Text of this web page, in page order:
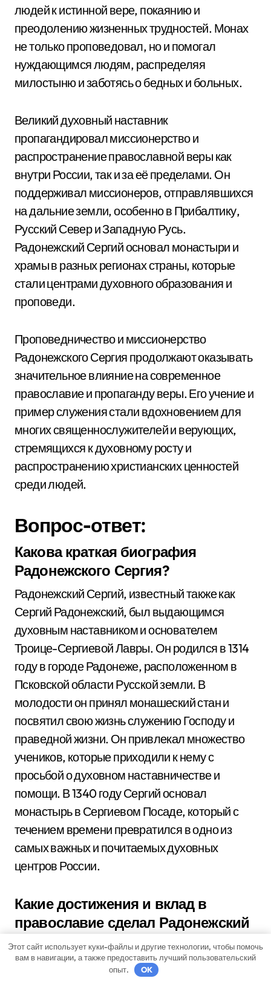
людей к истинной вере, покаянию и
преодолению жизненных трудностей. Монах
не только проповедовал, но и помогал
нуждающимся людям, распределяя
милостыню и заботясь о бедных и больных.
Великий духовный наставник
пропагандировал миссионерство и
распространение православной веры как
внутри России, так и за её пределами. Он
поддерживал миссионеров, отправлявшихся
на дальние земли, особенно в Прибалтику,
Русский Север и Западную Русь.
Радонежский Сергий основал монастыри и
храмы в разных регионах страны, которые
стали центрами духовного образования и
проповеди.
Проповедничество и миссионерство
Радонежского Сергия продолжают оказывать
значительное влияние на современное
православие и пропаганду веры. Его учение и
пример служения стали вдохновением для
многих священнослужителей и верующих,
стремящихся к духовному росту и
распространению христианских ценностей
среди людей.
Вопрос-ответ:
Какова краткая биография
Радонежского Сергия?
Радонежский Сергий, известный также как
Сергий Радонежский, был выдающимся
духовным наставником и основателем
Троице-Сергиевой Лавры. Он родился в 1314
году в городе Радонеже, расположенном в
Псковской области Русской земли. В
молодости он принял монашеский стан и
посвятил свою жизнь служению Господу и
праведной жизни. Он привлекал множество
учеников, которые приходили к нему с
просьбой о духовном наставничестве и
помощи. В 1340 году Сергий основал
монастырь в Сергиевом Посаде, который с
течением времени превратился в одно из
самых важных и почитаемых духовных
центров России.
Какие достижения и вклад в
православие сделал Радонежский
Сергий?
Радонежский Сергий оставил огромный вклад
Этот сайт использует куки-файлы и другие технологии, чтобы помочь
вам в навигации, а также предоставить лучший пользовательский
опыт.
OK